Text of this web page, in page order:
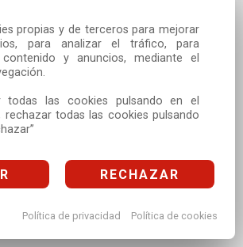
propias y de terceros para mejorar
para analizar el tráfico, para
y anuncios, mediante el
todas las cookies pulsando en el
rechazar todas las cookies pulsando
RECHAZAR
Política de privacidad Política de cookies